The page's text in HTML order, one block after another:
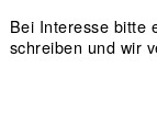
Bei Interesse bitte
schreiben und wir